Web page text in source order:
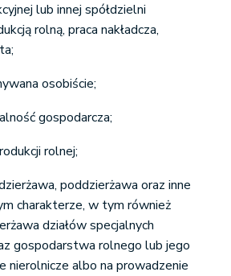
lub innej spółdzielni
rolną, praca nakładcza,
osobiście;
gospodarcza;
rolnej;
poddzierżawa oraz inne
charakterze, w tym również
działów specjalnych
gospodarstwa rolnego lub jego
nierolnicze albo na prowadzenie